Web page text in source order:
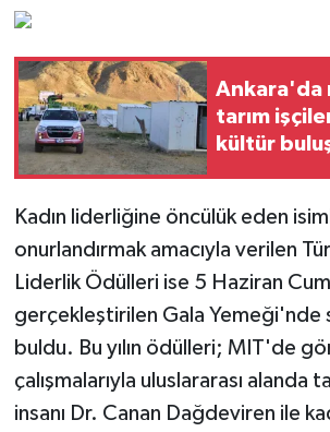
Ankara'da
tarım
kültür
Kadın liderliğine öncülük eden
onurlandırmak amacıyla verilen
Liderlik Ödülleri ise 5 Haziran
gerçekleştirilen Gala Yemeği'nde
buldu. Bu yılın ödülleri; MIT'de
çalışmalarıyla uluslararası alanda
insanı Dr. Canan Dağdeviren ile